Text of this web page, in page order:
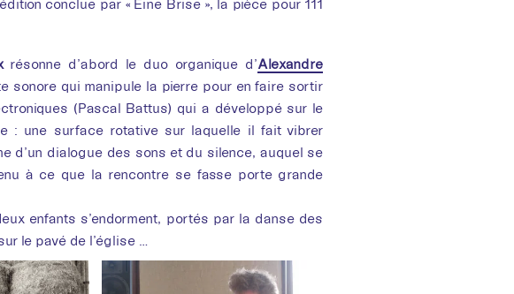
conclue par « Eine Brise », la pièce pour 111
résonne d’abord le duo organique d’Alexandre
sonore qui manipule la pierre pour en faire sortir
(Pascal Battus) qui a développé sur le
: une surface rotative sur laquelle il fait vibrer
d’un dialogue des sons et du silence, auquel se
à ce que la rencontre se fasse porte grande
enfants s’endorment, portés par la danse des
le pavé de l’église …